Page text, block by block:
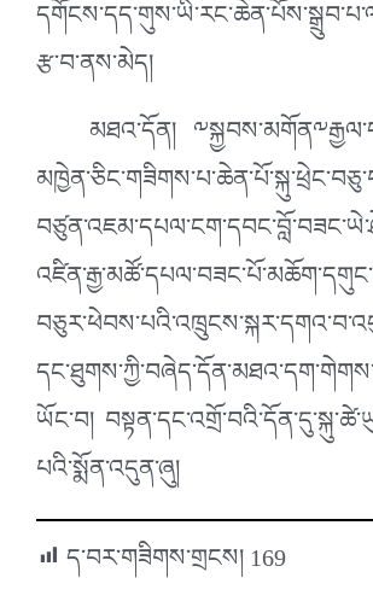
རྩ་བ་ནས་མེད།
མཐའ་དོན།
ཡོང་བ།
པའི་སྨོན་འདུན་ཞུ།
ད་བར་གཟིགས་གྲངས།169